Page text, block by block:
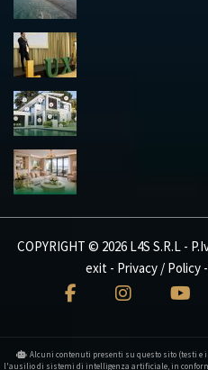
COPYRIGHT © 2026 L4S S.R.L -
exit- Privacy / Policy-
Alcuni contenuti presenti su questo sito (testi e
l'ausilio di sistemi di intelligenza artificiale, in